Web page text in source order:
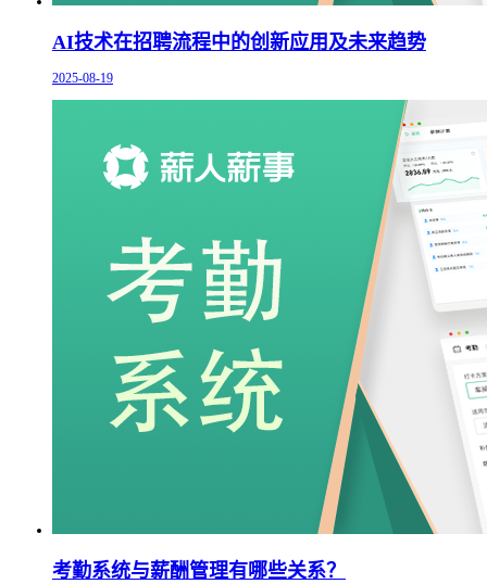
AI技术在招聘流程中的创新应用及未来趋势
2025-08-19
考勤系统与薪酬管理有哪些关系？